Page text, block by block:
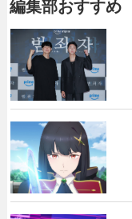
編集部おすすめ